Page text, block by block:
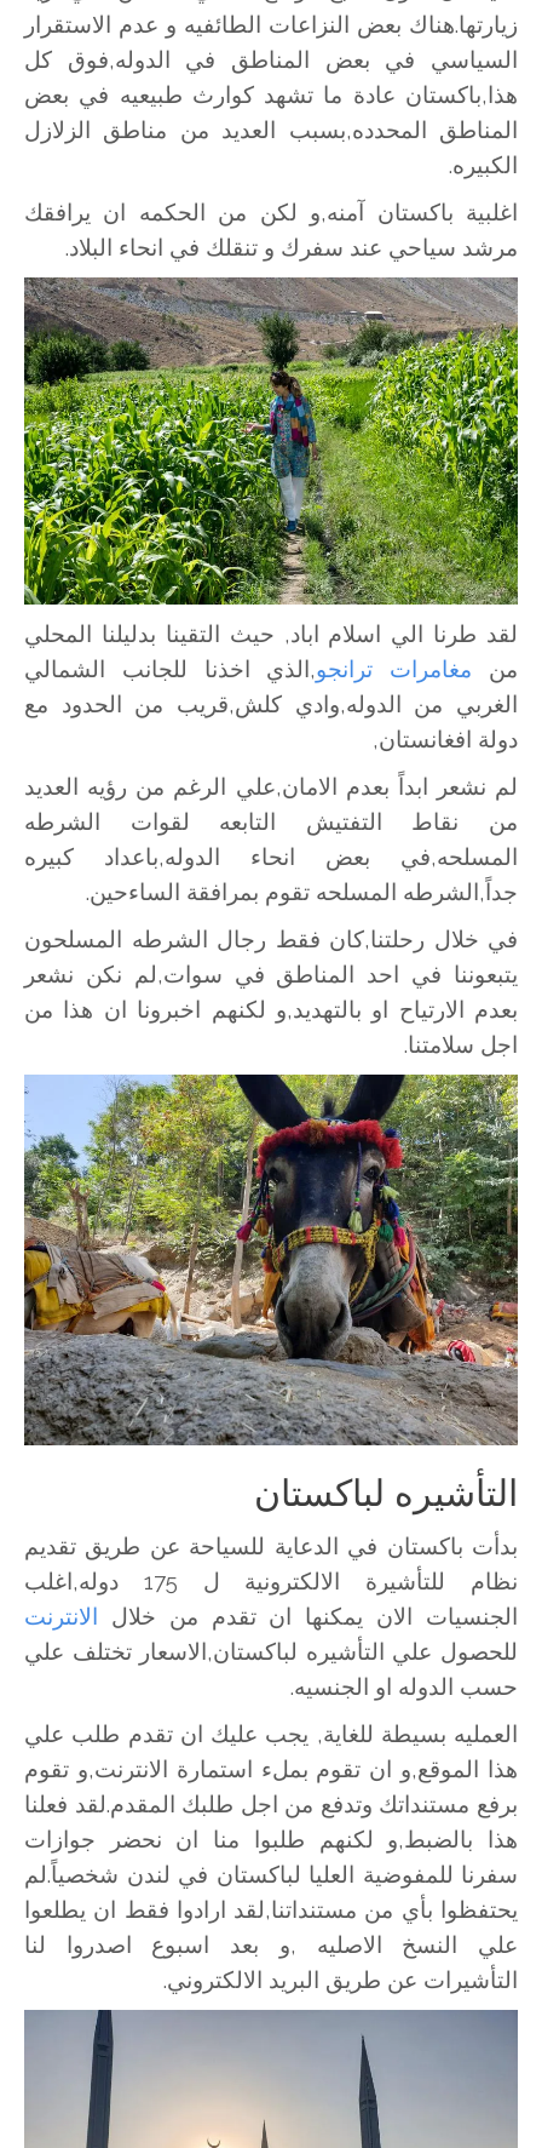
زيارتها.هناك بعض النزاعات الطائفيه و عدم الاستقرار
السياسي في بعض المناطق في الدوله,فوق كل
هذا,باكستان عادة ما تشهد كوارث طبيعيه في بعض
المناطق المحدده,بسبب العديد من مناطق الزلازل
الكبيره.
اغلبية باكستان آمنه,و لكن من الحكمه ان يرافقك
مرشد سياحي عند سفرك و تنقلك في انحاء البلاد.
لقد طرنا الي اسلام اباد, حيث التقينا بدليلنا المحلي
من مغامرات ترانجو,الذي اخذنا للجانب الشمالي
الغربي من الدوله,وادي كلش,قريب من الحدود مع
دولة افغانستان,
لم نشعر ابداً بعدم الامان,علي الرغم من رؤيه العديد
من نقاط التفتيش التابعه لقوات الشرطه
المسلحه,في بعض انحاء الدوله,باعداد كبيره
جداً,الشرطه المسلحه تقوم بمرافقة الساءحين.
في خلال رحلتنا,كان فقط رجال الشرطه المسلحون
يتبعوننا في احد المناطق في سوات,لم نكن نشعر
بعدم الارتياح او بالتهديد,و لكنهم اخبرونا ان هذا من
اجل سلامتنا.
التأشيره لباكستان
بدأت باكستان في الدعاية للسياحة عن طريق تقديم
نظام للتأشيرة الالكترونية ل 175 دوله,اغلب
الجنسيات الان يمكنها ان تقدم من خلال الانترنت
للحصول علي التأشيره لباكستان,الاسعار تختلف علي
حسب الدوله او الجنسيه.
العمليه بسيطة للغاية, يجب عليك ان تقدم طلب علي
هذا الموقع,و ان تقوم بملء استمارة الانترنت,و تقوم
برفع مستنداتك وتدفع من اجل طلبك المقدم.لقد فعلنا
هذا بالضبط,و لكنهم طلبوا منا ان نحضر جوازات
سفرنا للمفوضية العليا لباكستان في لندن شخصياً.لم
يحتفظوا بأي من مستنداتنا,لقد ارادوا فقط ان يطلعوا
علي النسخ الاصليه ,و بعد اسبوع اصدروا لنا
التأشيرات عن طريق البريد الالكتروني.